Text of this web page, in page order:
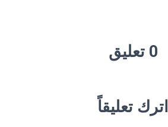
0 تعليق
اترك تعليقاً